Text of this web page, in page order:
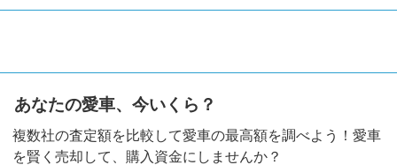
あなたの愛車、今いくら？
複数社の査定額を比較して愛車の最高額を調べよう！愛車
を賢く売却して、購入資金にしませんか？